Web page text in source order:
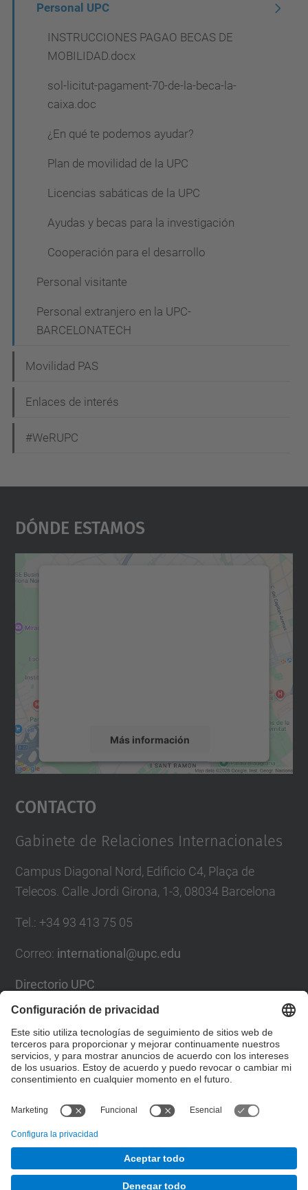
Personal UPC
INSTRUCCIONES PAGAO BECAS DE
MOBILIDAD.docx
sol-licitut-pagament-70-de-la-beca-la-
caixa.doc
¿En qué te podemos ayudar?
Plan de movilidad de la UPC
Licencias sabáticas de la UPC
Ayudas y becas para la investigación
Cooperación para el desarrollo
Personal visitante
Personal extranjero en la UPC-
BARCELONATECH
Movilidad PAS
Enlaces de interés
#WeRUPC
Dónde Estamos
Más información
Aceptar
powered by
Contacto
Gabinete de Relaciones Internacionales
Campus Diagonal Nord, Edificio C4, Plaça de
Telecos. Calle Jordi Girona, 1-3, 08034 Barcelona
Tel. : +34 93 413 75 05
Correo: international@upc.edu
Directorio UPC
Formulario de contacto y buzón de sugerencias
Lista Redes Sociales
Gabinete de Relaciones Internacionales